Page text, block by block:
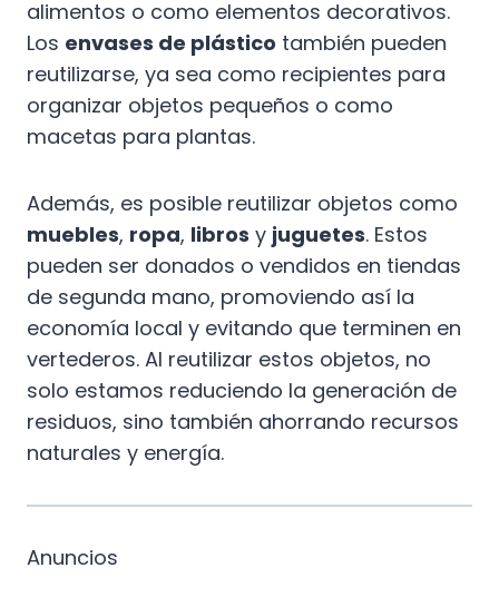
alimentos o como elementos decorativos.
Los envases de plástico también pueden
reutilizarse, ya sea como recipientes para
organizar objetos pequeños o como
macetas para plantas.
Además, es posible reutilizar objetos como
muebles, ropa, libros y juguetes. Estos
pueden ser donados o vendidos en tiendas
de segunda mano, promoviendo así la
economía local y evitando que terminen en
vertederos. Al reutilizar estos objetos, no
solo estamos reduciendo la generación de
residuos, sino también ahorrando recursos
naturales y energía.
Anuncios